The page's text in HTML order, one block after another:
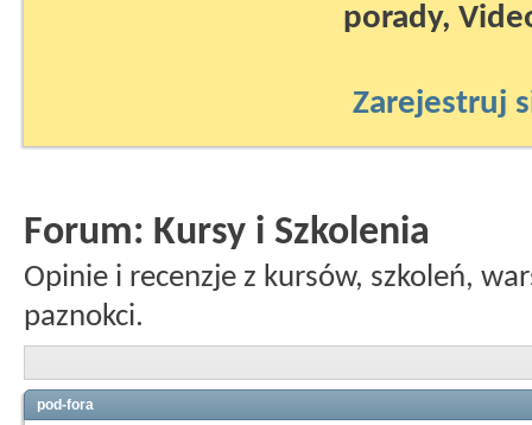
porady,
Zarejestruj
Forum: Kursy i Szkolenia
Opinie i recenzje z kursów, szkoleń,
paznokci.
pod-fora